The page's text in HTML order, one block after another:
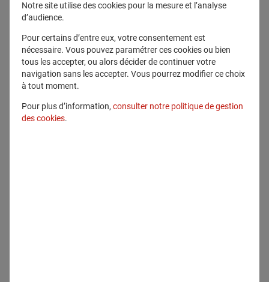
Ce 3ème
découvrir comment une attraction
touristique éphémère s’est transformée en
quelques années en un laboratoire
scientifique à vocation européenne. Trois
invités se succèdent au micro de Mamad :
Jérôme Giacomoni, co-fondateur de la
société Aérophile, Vincent-Henri Peuch,
Notre site utilise des cookies pour la mesure et l’analyse
d’audience.
Pour certains d’entre eux, votre consentement est
nécessaire. Vous pouvez paramétrer ces cookies ou bien
tous les accepter, ou alors décider de continuer votre
navigation sans les accepter. Vous pourrez modifier ce choix
à tout moment.
Pour plus d’information, consulter notre politique de gestion
des cookies.